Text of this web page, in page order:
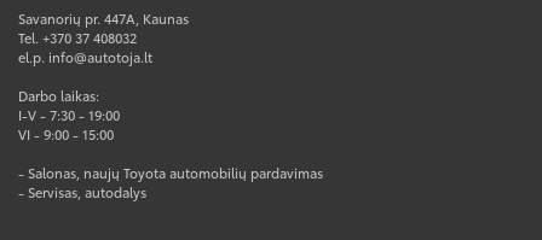
Savanorių pr. 447A, Kaunas
Tel. +370 37 408032
el.p. info@autotoja.lt
Darbo laikas:
I-V - 7:30 - 19:00
VI - 9:00 - 15:00
- Salonas, naujų Toyota automobilių pardavimas
- Servisas, autodalys